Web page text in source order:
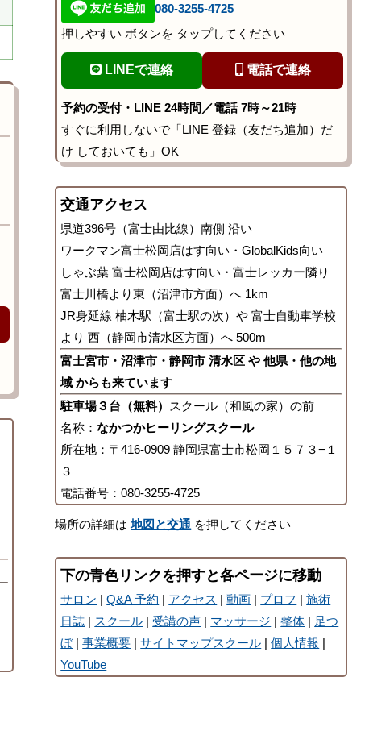
080-3255-4725
押しやすい ボタンを タップしてください
LINEで連絡 電話で連絡
予約の受付・LINE 24時間／電話 7時～21時
すぐに利用しないで「LINE 登録（友だち追加）だ
け しておいても」OK
交通アクセス
県道396号（富士由比線）南側 沿い
ワークマン富士松岡店はす向い・GlobalKids向い
しゃぶ葉 富士松岡店はす向い・富士レッカー隣り
富士川橋より東（沼津市方面）へ 1km
JR身延線 柚木駅（富士駅の次）や 富士自動車学校
より 西（静岡市清水区方面）へ 500m
富士宮市・沼津市・静岡市 清水区 や 他県・他の地
域 からも来ています
駐車場３台（無料）
スクール（和風の家）の前
名称：なかつかヒーリングスクール
所在地：〒416-0909 静岡県富士市松岡１５７３−１
３
電話番号：080-3255-4725
場所の詳細は地図と交通 を押してください
下の青色リンクを押すと各ページに移動
サロン |Q&A 予約 | アクセス |動画 | プロフ |施術
日誌 | スクール | 受講の声 | マッサージ |整体 | 足つ
ぼ|事業概要 |サイトマップスクール |個人情報 |
YouTube